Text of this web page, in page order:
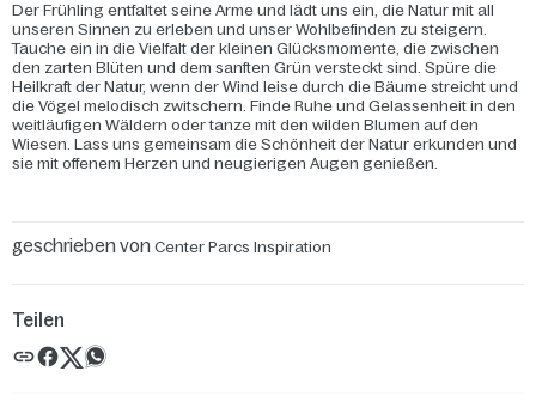
Der Frühling entfaltet seine Arme und lädt uns ein, die Natur mit all
unseren Sinnen zu erleben und unser Wohlbefinden zu steigern.
Tauche ein in die Vielfalt der kleinen Glücksmomente, die zwischen
den zarten Blüten und dem sanften Grün versteckt sind. Spüre die
Heilkraft der Natur, wenn der Wind leise durch die Bäume streicht und
die Vögel melodisch zwitschern. Finde Ruhe und Gelassenheit in den
weitläufigen Wäldern oder tanze mit den wilden Blumen auf den
Wiesen. Lass uns gemeinsam die Schönheit der Natur erkunden und
sie mit offenem Herzen und neugierigen Augen genießen.
geschrieben von Center Parcs Inspiration
Teilen